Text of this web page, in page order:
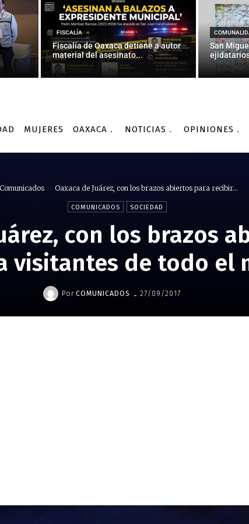
FISCALÍA
Fiscalía de Oaxaca detiene a autor
material del asesinato...
San
MUJERES OAXACA NOTICIAS OPINIONES
Comunicados Oaxaca de Juárez, con los brazos abiertos para recibir...
COMUNICADOS SOCIEDAD
con los brazos
visitantes de todo el
Por COMUNICADOS - 27/09/2017